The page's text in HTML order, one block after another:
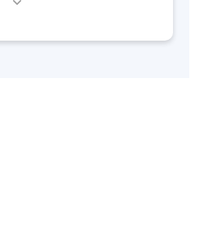
危機談判的技巧輸送到湖南